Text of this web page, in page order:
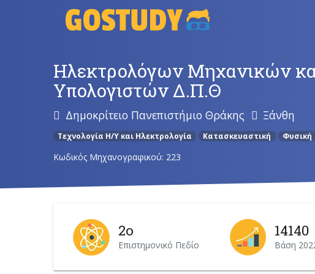
Ηλεκτρολόγων Μηχανικών
Υπολογιστών Δ.Π.Θ
Δημοκρίτειο Πανεπιστήμιο Θράκης Ξάνθη
Τεχνολογία Η/Y και Ηλεκτρολογία Κατασκευαστική Φυσική
Κωδικός Μηχανογραφικού: 223
2ο
Επιστημονικό Πεδίο
14140
Βάση